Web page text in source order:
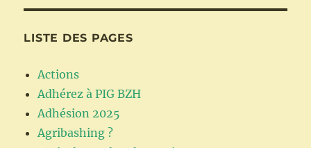
LISTE DES PAGES
Actions
Adhérez à PIG BZH
Adhésion 2025
Agribashing ?